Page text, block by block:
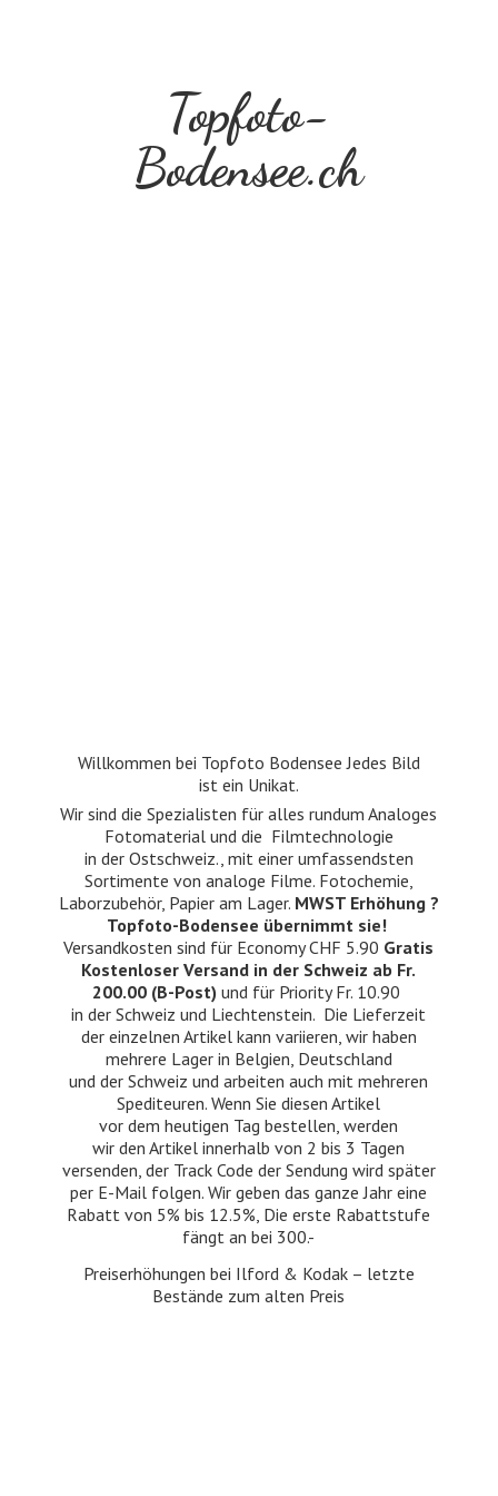
Topfoto-
Bodensee.ch
Willkommen bei Topfoto Bodensee Jedes Bild
ist ein Unikat.
Wir sind die Spezialisten für alles rundum Analoges
Fotomaterial und die Filmtechnologie
in der Ostschweiz., mit einer umfassendsten
Sortimente von analoge Filme. Fotochemie,
Laborzubehör, Papier am Lager. MWST Erhöhung ?
Topfoto-Bodensee übernimmt sie!
Versandkosten sind für Economy CHF 5.90 Gratis
Kostenloser Versand in der Schweiz ab Fr.
200.00 (B-Post) und für Priority Fr. 10.90
in der Schweiz und Liechtenstein. Die Lieferzeit
der einzelnen Artikel kann variieren, wir haben
mehrere Lager in Belgien, Deutschland
und der Schweiz und arbeiten auch mit mehreren
Spediteuren. Wenn Sie diesen Artikel
vor dem heutigen Tag bestellen, werden
wir den Artikel innerhalb von 2 bis 3 Tagen
versenden, der Track Code der Sendung wird später
per E-Mail folgen. Wir geben das ganze Jahr eine
Rabatt von 5% bis 12.5%, Die erste Rabattstufe
fängt an bei 300.-
Preiserhöhungen bei Ilford & Kodak – letzte
Bestände zumalten Preis